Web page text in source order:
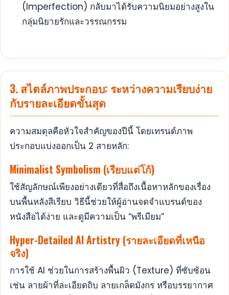
(Imperfection) กลับมาได้รับความนิยมอย่างสูงใน
กลุ่มนิยายรักและวรรณกรรม
3. สไตล์ภาพประกอบ: ระหว่างความเรียบง่าย
กับรายละเอียดขั้นสุด
ความสมดุลคือหัวใจสำคัญของปีนี้ โดยเทรนด์ภาพ
ประกอบแบ่งออกเป็น 2 สายหลัก:
Minimalist Symbolism (เรียบแต่โก้)
ใช้สัญลักษณ์เพียงอย่างเดียวที่สื่อถึงเนื้อหาหลักของเรื่อง
บนพื้นหลังสีเรียบ วิธีนี้ช่วยให้ผู้อ่านจดจำแบรนด์ของ
หนังสือได้ง่าย และดูมีความเป็น “พรีเมียม”
Hyper-Detailed AI Artistry (รายละเอียดที่เหนือ
จริง)
การใช้ AI ช่วยในการสร้างพื้นผิว (Texture) ที่ซับซ้อน
เช่น ลายผ้าที่ละเอียดถิบ ลายเกล็ดมังกร หรือบรรยากาศ